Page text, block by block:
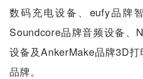
数码充电设备、eufy品牌
Soundcore品牌音频设备、
设备及AnkerMake品牌3D打
品牌。